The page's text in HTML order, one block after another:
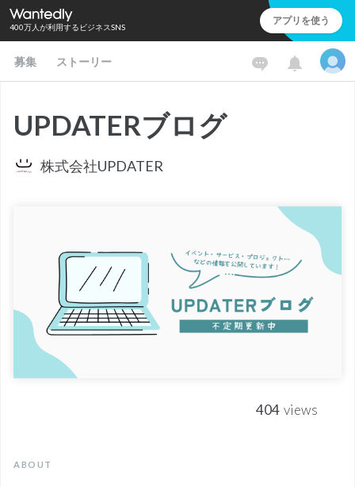
400万人が利用するビジネスSNS アプリを使う
募集 ストーリー
UPDATERブログ
株式会社UPDATER
404 views
ABOUT